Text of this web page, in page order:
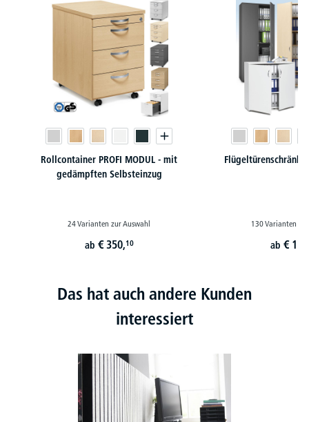
Rollcontainer PROFI MODUL - mit
gedämpften Selbsteinzug
24 Varianten zur Auswahl
ab € 350,10
Flügeltürenschränke
130 Varianten
ab €
Das hat auch andere Kunden
interessiert